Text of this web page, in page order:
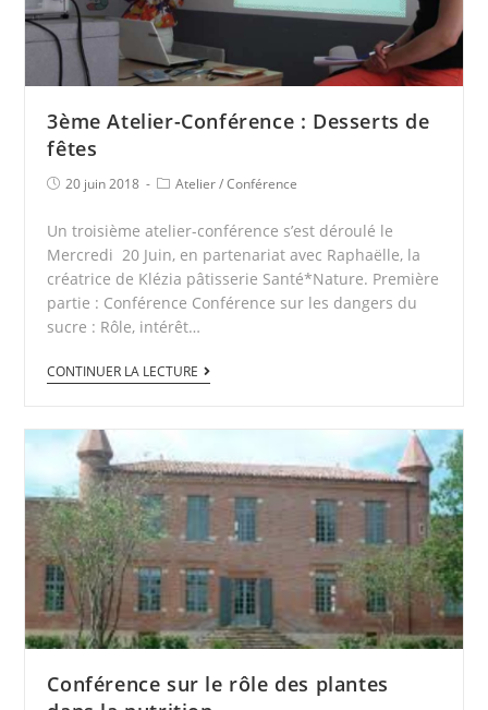
3ème Atelier-Conférence : Desserts de
fêtes
20 juin 2018 Atelier / Conférence
Un troisième atelier-conférence s’est déroulé le
Mercredi 20 Juin, en partenariat avec Raphaëlle, la
créatrice de Klézia pâtisserie Santé*Nature. Première
partie : Conférence Conférence sur les dangers du
sucre : Rôle, intérêt…
CONTINUER LA LECTURE
Conférence sur le rôle des plantes